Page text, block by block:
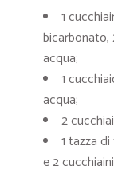
1
bicarbonato,
acqua;
1
acqua;
2
1 tazza
e 2